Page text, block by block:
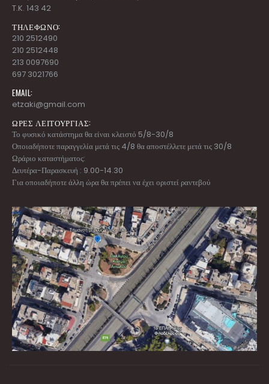
T.K. 143 42
ΤΗΛΕΦΩΝΟ:
210 2512490
210 2512448
213 0097690
697 3021766
EMAIL:
etzaki@gmail.com
ΩΡΕΣ ΛΕΙΤΟΥΡΓΙΑΣ:
Το φυσικό κατάστημα θα είναι κλειστό 5/8-30/8
Οποιαδήποτε παραγγελία μετά τις 4/8 θα αποστέλλετε μετά τις 30/8
Ωράριο καταστήματος:
Δευτέρα-Παρασκευή : 9.00-14.30
Για οποιαδήποτε άλλη ώρα θα πρέπει να έχει οριστεί ραντεβού